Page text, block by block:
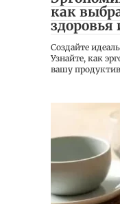
как
здоровья
Создайте
Узнайте, как
вашу